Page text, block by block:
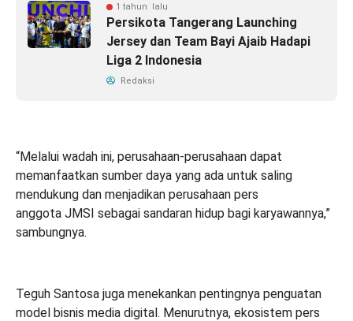
1 tahun lalu
Persikota Tangerang Launching
Jersey dan Team Bayi Ajaib Hadapi
Liga 2 Indonesia
Redaksi
“Melalui wadah ini, perusahaan-perusahaan dapat
memanfaatkan sumber daya yang ada untuk saling
mendukung dan menjadikan perusahaan pers
anggota JMSI sebagai sandaran hidup bagi karyawannya,”
sambungnya.
Teguh Santosa juga menekankan pentingnya penguatan
model bisnis media digital. Menurutnya, ekosistem pers